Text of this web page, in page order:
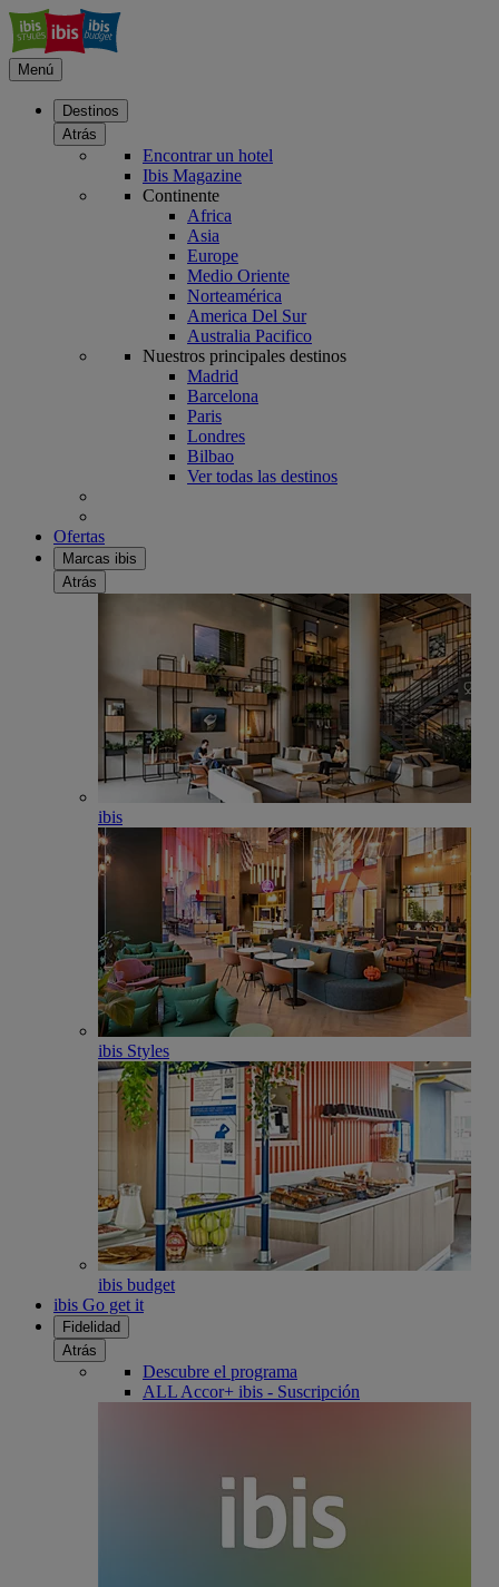
Menú
Destinos
Atrás
Encontrar un hotel
Ibis Magazine
Continente
Africa
Asia
Europe
Medio Oriente
Norteamérica
America Del Sur
Australia Pacifico
Nuestros principales destinos
Madrid
Barcelona
Paris
Londres
Bilbao
Ver todas las destinos
Ofertas
Marcas ibis
Atrás
ibis
ibis Styles
ibis budget
ibis Go get it
Fidelidad
Atrás
Descubre el programa
ALL Accor+ ibis - Suscripción